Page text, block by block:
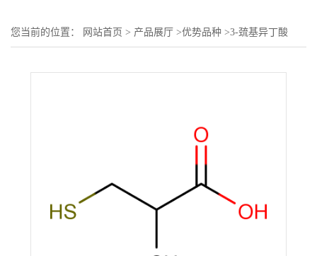
您当前的位置： 网站首页 > 产品展厅 >优势品种 >3-巯基异丁酸